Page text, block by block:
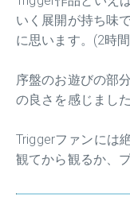
いく展開が持ち味
に思います。(2時
序盤のお遊びの部
の良さを感じました
Triggerファンには
観てから観るか、